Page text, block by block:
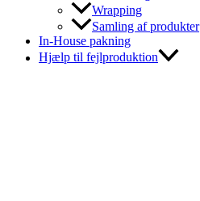
Wrapping
Samling af produkter
In-House pakning
Hjælp til fejlproduktion